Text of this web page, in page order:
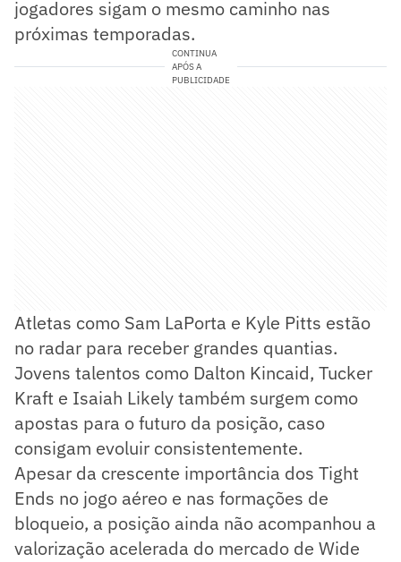
jogadores sigam o mesmo caminho nas
próximas temporadas.
CONTINUA
APÓS A
PUBLICIDADE
Atletas como Sam LaPorta e Kyle Pitts estão
no radar para receber grandes quantias.
Jovens talentos como Dalton Kincaid, Tucker
Kraft e Isaiah Likely também surgem como
apostas para o futuro da posição, caso
consigam evoluir consistentemente.
Apesar da crescente importância dos Tight
Ends no jogo aéreo e nas formações de
bloqueio, a posição ainda não acompanhou a
valorização acelerada do mercado de Wide